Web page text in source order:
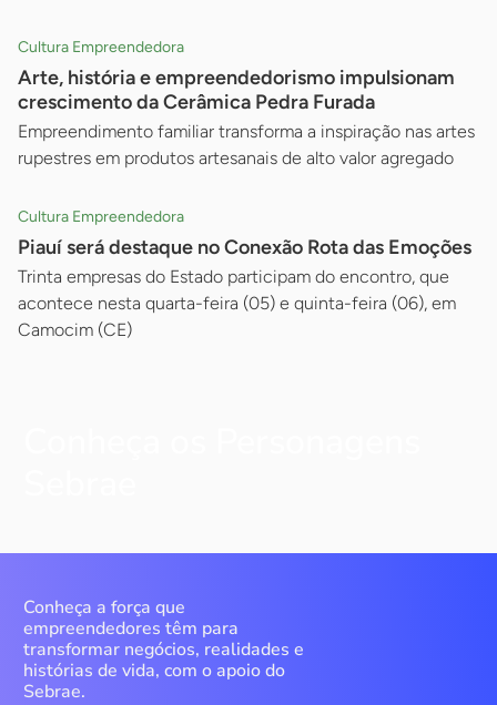
Cultura Empreendedora
Arte, história e empreendedorismo impulsionam
crescimento da Cerâmica Pedra Furada
Empreendimento familiar transforma a inspiração nas artes
rupestres em produtos artesanais de alto valor agregado
Cultura Empreendedora
Piauí será destaque no Conexão Rota das Emoções
Trinta empresas do Estado participam do encontro, que
acontece nesta quarta-feira (05) e quinta-feira (06), em
Camocim (CE)
Conheça a força que
empreendedores têm para
transformar negócios, realidades e
histórias de vida, com o apoio do
Sebrae.